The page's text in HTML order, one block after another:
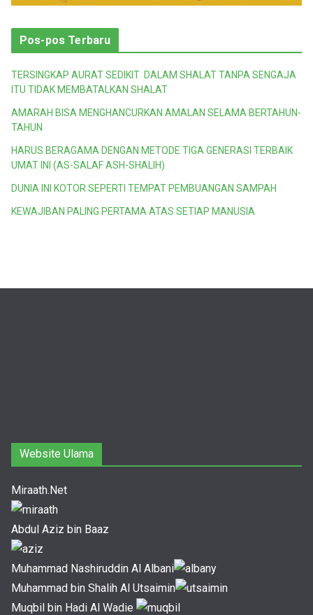
Pos-pos Terbaru
TERSINGKAP AURAT SEDIKIT DALAM SHALAT TANPA SENGAJA
ITU TIDAK MEMBATALKAN SHALAT
AMARAH BISA MENGHANCURKAN AMALAN SELAMA BERTAHUN-
TAHUN
HARUS BERAGAMA DENGAN METODE TIGA GENERASI TERBAIK
UMAT INI (AS-SALAF ASH-SHALIH)
DUNIA INI KOTOR SEPERTI TEMPAT PEMBUANGAN SAMPAH
KEWAJIBAN PALING PERTAMA ATAS SETIAP MANUSIA
Website Ulama
Miraath.Net
Abdul Aziz bin Baaz
Muhammad Nashiruddin Al Albani
Muhammad bin Shalih Al Utsaimin
Muqbil bin Hadi Al Wadie